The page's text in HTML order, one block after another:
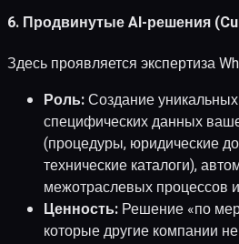
6. Продвинутые AI-решения
Здесь проявляется экспертиза
Роль:Создание
специфических данных
(процедуры, юридические
технические каталоги),
межотраслевых процессов
Ценность: Решение «по
которые другие компании